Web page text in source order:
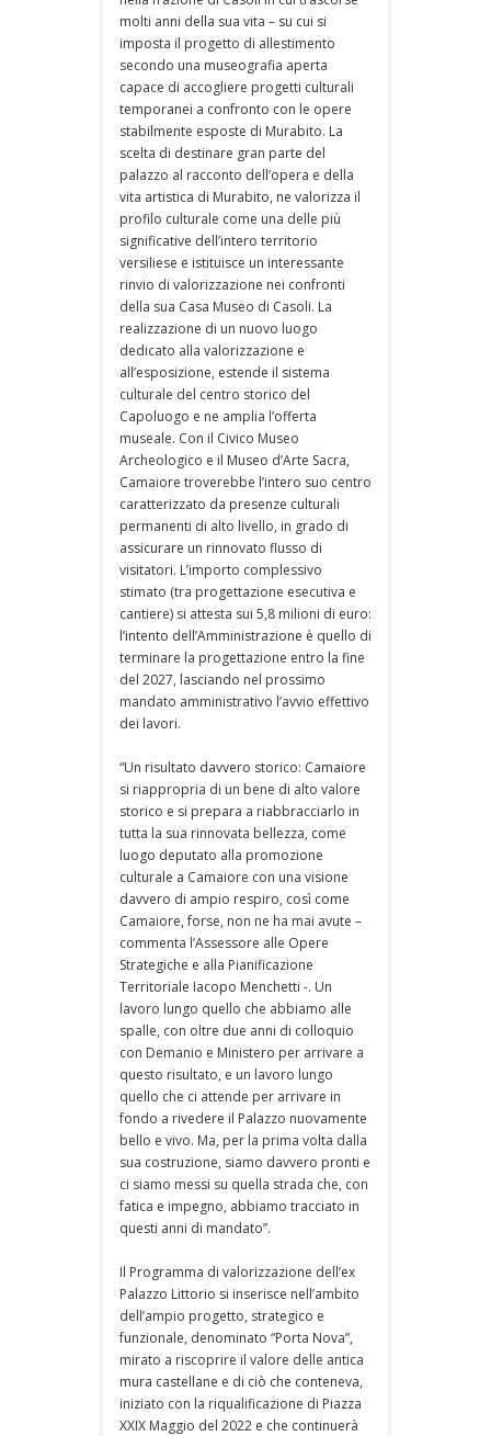
molti anni della sua vita – su cui si
imposta il progetto di allestimento
secondo una museografia aperta
capace di accogliere progetti culturali
temporanei a confronto con le opere
stabilmente esposte di Murabito. La
scelta di destinare gran parte del
palazzo al racconto dell’opera e della
vita artistica di Murabito, ne valorizza il
profilo culturale come una delle più
significative dell’intero territorio
versiliese e istituisce un interessante
rinvio di valorizzazione nei confronti
della sua Casa Museo di Casoli. La
realizzazione di un nuovo luogo
dedicato alla valorizzazione e
all’esposizione, estende il sistema
culturale del centro storico del
Capoluogo e ne amplia l’offerta
museale. Con il Civico Museo
Archeologico e il Museo d’Arte Sacra,
Camaiore troverebbe l’intero suo centro
caratterizzato da presenze culturali
permanenti di alto livello, in grado di
assicurare un rinnovato flusso di
visitatori. L’importo complessivo
stimato (tra progettazione esecutiva e
cantiere) si attesta sui 5,8 milioni di euro:
l’intento dell’Amministrazione è quello di
terminare la progettazione entro la fine
del 2027, lasciando nel prossimo
mandato amministrativo l’avvio effettivo
dei lavori.
“Un risultato davvero storico: Camaiore
si riappropria di un bene di alto valore
storico e si prepara a riabbracciarlo in
tutta la sua rinnovata bellezza, come
luogo deputato alla promozione
culturale a Camaiore con una visione
davvero di ampio respiro, così come
Camaiore, forse, non ne ha mai avute –
commenta l’Assessore alle Opere
Strategiche e alla Pianificazione
Territoriale Iacopo Menchetti -. Un
lavoro lungo quello che abbiamo alle
spalle, con oltre due anni di colloquio
con Demanio e Ministero per arrivare a
questo risultato, e un lavoro lungo
quello che ci attende per arrivare in
fondo a rivedere il Palazzo nuovamente
bello e vivo. Ma, per la prima volta dalla
sua costruzione, siamo davvero pronti e
ci siamo messi su quella strada che, con
fatica e impegno, abbiamo tracciato in
questi anni di mandato”.
Il Programma di valorizzazione dell’ex
Palazzo Littorio si inserisce nell’ambito
dell’ampio progetto, strategico e
funzionale, denominato “Porta Nova”,
mirato a riscoprire il valore delle antica
mura castellane e di ciò che conteneva,
iniziato con la riqualificazione di Piazza
XXIX Maggio del 2022 e che continuerà